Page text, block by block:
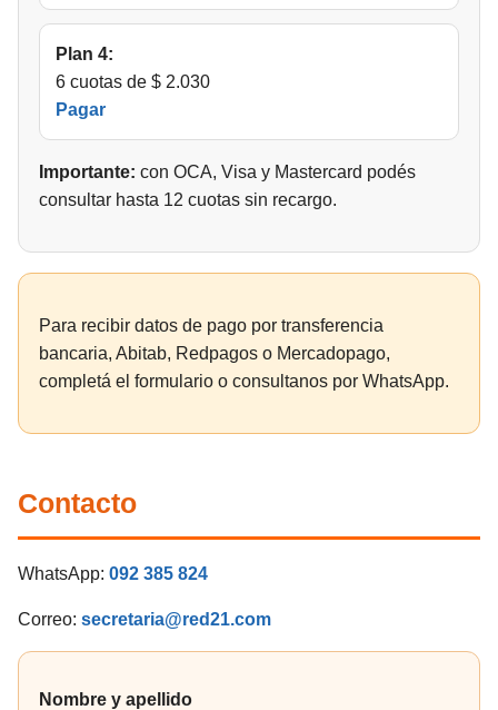
Plan 4:
6 cuotas de $ 2.030
Pagar
Importante: con OCA, Visa y Mastercard podés
consultar hasta 12 cuotas sin recargo.
Para recibir datos de pago por transferencia
bancaria, Abitab, Redpagos o Mercadopago,
completá el formulario o consultanos por WhatsApp.
Contacto
WhatsApp: 092 385 824
Correo: secretaria@red21.com
Nombre y apellido